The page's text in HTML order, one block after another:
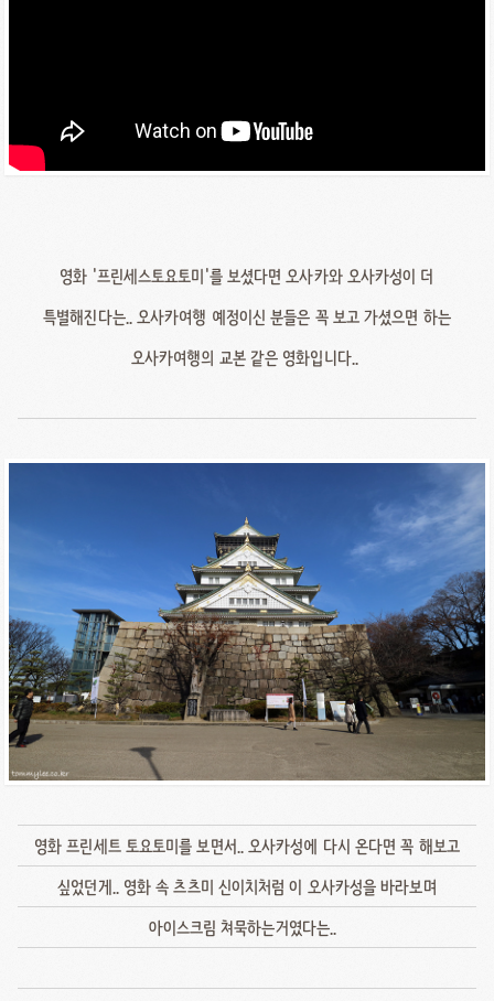
영화 '프린세스토요토미'를 보셨다면 오사카와 오사카성이 더
특별해진다는.. 오사카여행 예정이신 분들은 꼭 보고 가셨으면 하는
오사카여행의 교본 같은 영화입니다..
영화 프린세트 토요토미를 보면서.. 오사카성에 다시 온다면 꼭 해보고
싶었던게.. 영화 속 츠츠미 신이치처럼 이 오사카성을 바라보며
아이스크림 쳐묵하는거였다는..